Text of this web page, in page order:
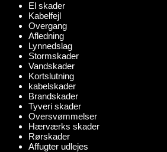
El skader
Kabelfejl
Overgang
Afledning
Lynnedslag
Stormskader
Vandskader
Kortslutning
kabelskader
Brandskader
Tyveri skader
Oversvømmelser
Hærværks skader
Rørskader
Affugter udlejes